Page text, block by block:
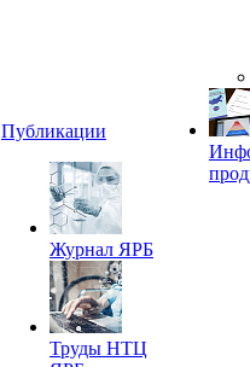
Публикации
Журнал ЯРБ
Труды НТЦ